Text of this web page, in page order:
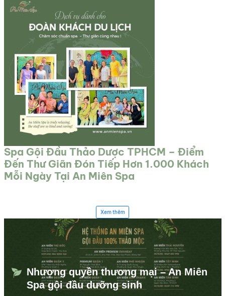
Spa Gội Đầu Thảo Dược TPHCM – Điểm
Đến Thư Giãn Đón Tiếp Hơn 1.000 Khách
Mỗi Ngày Tại An Miên Spa
Xem thêm
Nhượng quyền thương mại – An Miên
Spa gội đầu dưỡng sinh